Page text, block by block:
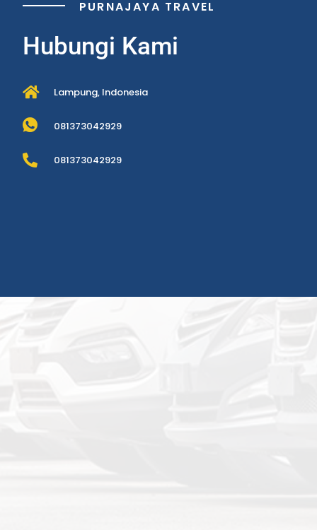
PURNAJAYA TRAVEL
Hubungi Kami
Lampung, Indonesia
081373042929
081373042929